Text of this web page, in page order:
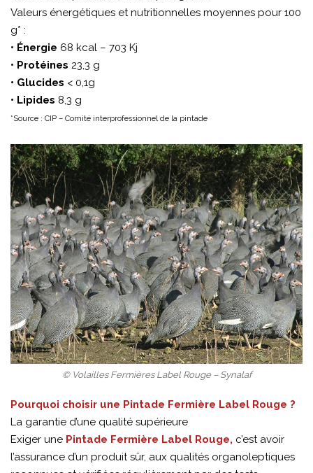
Valeurs énergétiques et nutritionnelles moyennes pour 100
g* :
• Énergie 68 kcal – 703 Kj
• Protéines 23,3 g
• Glucides < 0,1g
• Lipides 8,3 g
*Source : CIP – Comité interprofessionnel de la pintade
© Volailles Fermières Label Rouge – Synalaf
Pourquoi choisir une Pintade Fermière Label Rouge ?
La garantie d’une qualité supérieure
Exiger une Pintade Fermière Label Rouge, c’est avoir
l’assurance d’un produit sûr, aux qualités organoleptiques